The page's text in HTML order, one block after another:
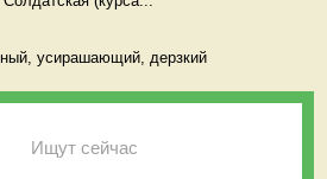
усирашающий, дерзкий
Ищут сейчас